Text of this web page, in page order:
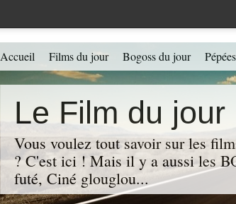
Le Film du jour
Vous voulez tout savoir sur les
? C'est ici ! Mais il y a aussi les
futé, Ciné glouglou...
Accueil Films du jour Bogoss du jour